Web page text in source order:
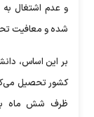
و عدم اشتغال
شده و معافیت
بر این اساس،
کشور تحصیل
ظرف شش ماه